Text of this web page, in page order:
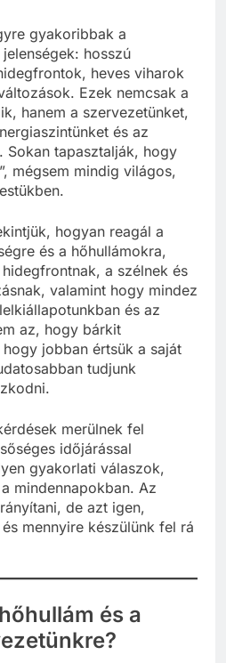
gyakoribbak a
hosszú
heves viharok
Ezek nemcsak a
hanem a szervezetünket,
és az
Sokan tapasztalják, hogy
mégsem mindig világos,
hogyan reagál a
és a hőhullámokra,
a szélnek és
valamint hogy mindez
és az
az, hogy bárkit
jobban értsük a saját
tudjunk
merülnek fel
időjárással
gyakorlati válaszok,
mindennapokban. Az
de azt igen,
mennyire készülünk fel rá
és a